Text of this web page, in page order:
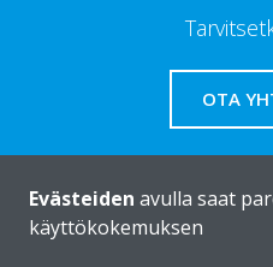
OTA
Daikinista
Evästeiden avulla saat
käyttökokemuksen